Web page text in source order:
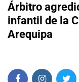
Árbitro
infantil de la
Arequipa